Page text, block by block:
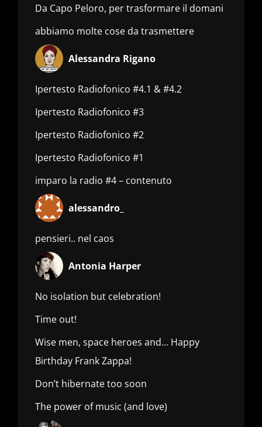
Da Capo Peloro, per trasformare il domani
abbiamo molte cose da trasmettere
Alessandra Rigano
Ipertesto Radiofonico #4.1 & #4.2
Ipertesto Radiofonico #3
Ipertesto Radiofonico #2
Ipertesto Radiofonico #1
imparo la radio #4 – contenuto
alessandro_
pensieri.. nel caos
Antonia Harper
No isolation but celebration!
Time out!
Wise men, space heroes and… Happy
Birthday Frank Zappa!
Don’t hibernate too soon
The power of music (and love)